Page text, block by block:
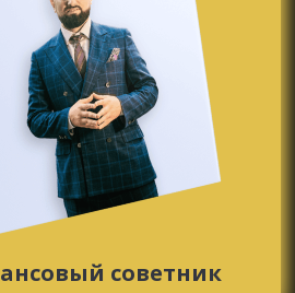
советник